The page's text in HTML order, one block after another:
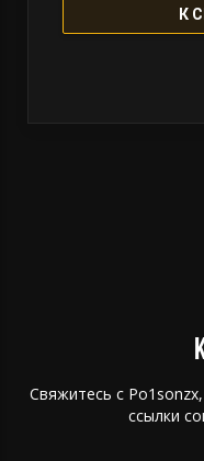
К
Свяжитесь с
ссылки